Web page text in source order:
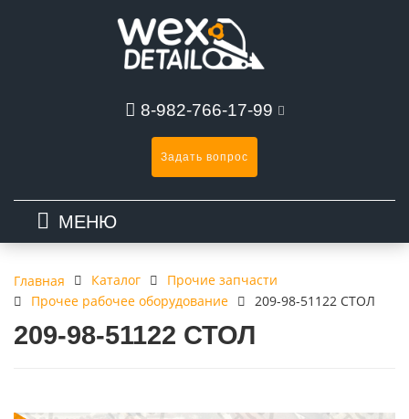
8-982-766-17-99
Задать вопрос
МЕНЮ
Главная Каталог
Прочие запчасти
Прочее рабочее оборудование
209-98-51122 СТОЛ
209-98-51122 СТОЛ